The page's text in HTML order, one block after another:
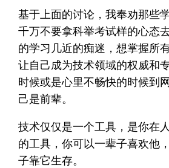
基于上面的讨论，我奉劝那些
千万不要拿科举考试样的心态
的学习几近的痴迷，想掌握所
让自己成为技术领域的权威和
时候或是心里不畅快的时候到
己是前辈。
技术仅仅是一个工具，是你在
的工具，你可以一辈子喜欢他
子靠它生存。